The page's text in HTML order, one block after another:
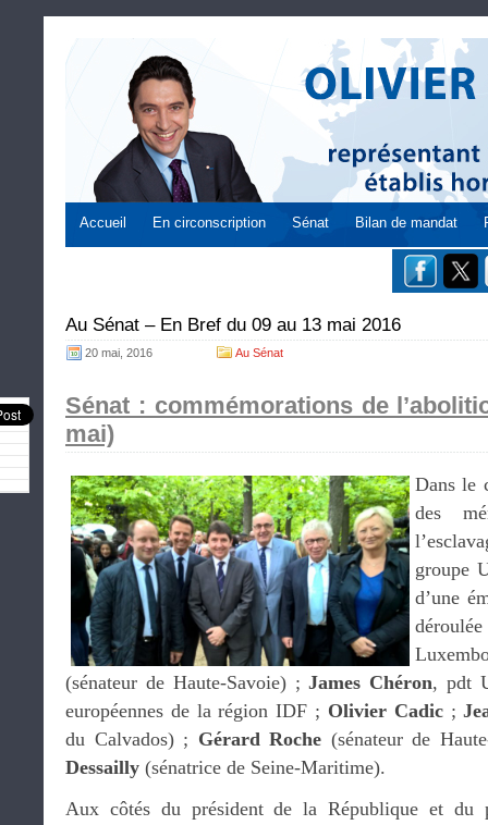
Accueil En circonscription Sénat Bilan de mandat
Au Sénat – En Bref du 09 au 13 mai 2016
20 mai, 2016 Au Sénat
Sénat : commémorations de
mai)
Dans le
des
groupe
d’une
(sénateur de Haute-Savoie) ;James Chéron, pdt
européennes de la région IDF ; Olivier Cadic;
du Calvados) ; Gérard Roche (sénateur de
Dessailly (sénatrice de Seine-Maritime).
Aux côtés du président de la République et du